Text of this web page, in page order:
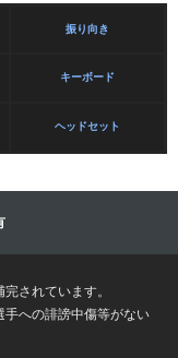
振り向き
キーボード
ヘッドセット
されています。
手への誹謗中傷等がない